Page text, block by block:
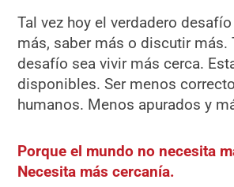
Tal vez hoy el verdadero
más, saber más o discutir más.
desafío sea vivir más cerca.
disponibles. Ser menos
humanos. Menos apurados y
Porque el mundo no necesita
Necesita más cercanía.